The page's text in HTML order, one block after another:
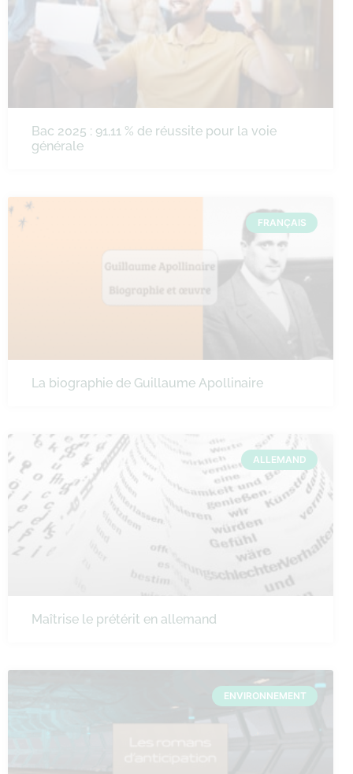
Bac 2025 : 91,11 % de réussite pour la voie
générale
FRANÇAIS
La biographie de Guillaume Apollinaire
ALLEMAND
Maîtrise le prétérit en allemand
ENVIRONNEMENT